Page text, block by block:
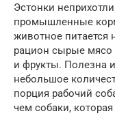
Эстонки
промышленные
животное питается
рацион сырые мясо
и фрукты. Полезна
небольшое
порция рабочий
чем собаки, которая